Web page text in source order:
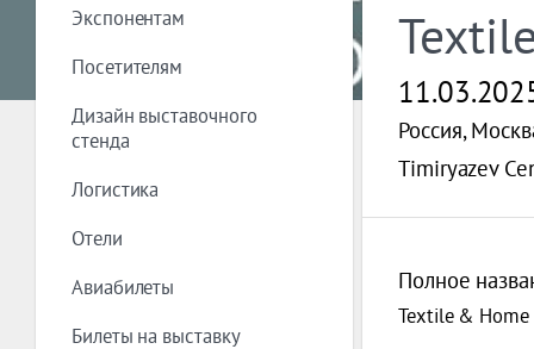
Экспонентам
Посетителям
Дизайн выставочного
стенда
Логистика
Отели
Авиабилеты
Билеты на выставку
Россия,
Timiryazev
Полное
Textile & Home